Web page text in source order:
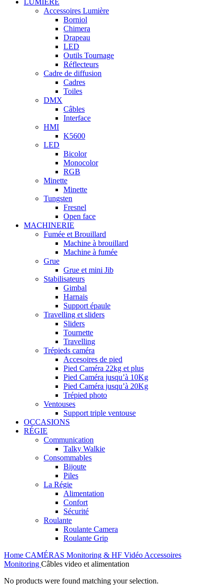
LUMIÈRE
Accessoires Lumière
Borniol
Chimera
Drapeau
LED
Outils Tournage
Réflecteurs
Cadre de diffusion
Cadres
Toiles
DMX
Câbles
Interface
HMI
K5600
LED
Bicolor
Monocolor
RGB
Minette
Minette
Tungsten
Fresnel
Open face
MACHINERIE
Fumée et Brouillard
Machine à brouillard
Machine à fumée
Grue
Grue et mini Jib
Stabilisateurs
Gimbal
Harnais
Support épaule
Travelling et sliders
Sliders
Tournette
Travelling
Trépieds caméra
Accesoires de pied
Pied Caméra 22kg et plus
Pied Caméra jusqu’à 10Kg
Pied Caméra jusqu’à 20Kg
Trépied photo
Ventouses
Support triple ventouse
OCCASIONS
RÉGIE
Communication
Talky Walkie
Consommables
Bijoute
Piles
La Régie
Alimentation
Confort
Sécurité
Roulante
Roulante Camera
Roulante Grip
Home CAMÉRAS Monitoring & HF Vidéo Accessoires
Monitoring Câbles video et alimentation
No products were found matching your selection.